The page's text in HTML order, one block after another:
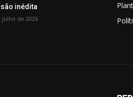
inédita
julho de 2026